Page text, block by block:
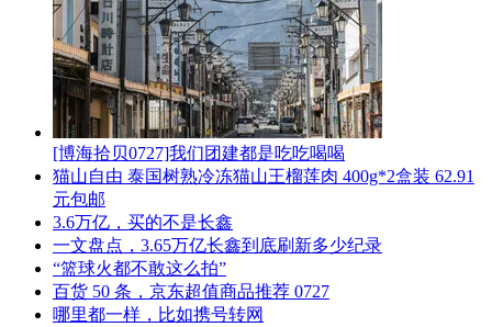
[博海拾贝0727]我们团建都是吃吃喝喝
猫山自由 泰国树熟冷冻猫山王榴莲肉 400g*2盒装 62.91
元包邮
3.6万亿，买的不是长鑫
一文盘点，3.65万亿长鑫到底刷新多少纪录
“篮球火都不敢这么拍”
百货 50 条，京东超值商品推荐 0727
哪里都一样，比如携号转网